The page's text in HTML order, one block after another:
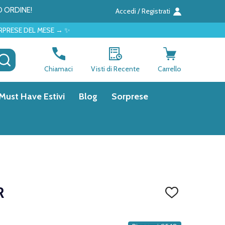
ORDINE! Accedi / Registrati
✨
CERCA
Chiamaci Visti di Recente Carrello
Have Estivi Blog Sorprese
AGGIUNGI
DEI